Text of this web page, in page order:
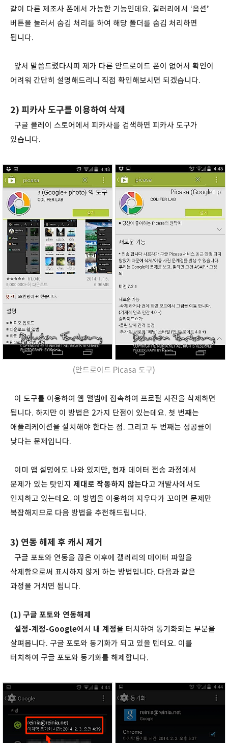
같이 다른 제조사 폰에서 가능한 기능인데요. 갤러리에서 ‘옵션’
버튼을 눌러서 숨김 처리를 하여 해당 폴더를 숨김 처리하면
됩니다.
앞서 말씀드렸다시피 제가 다른 안드로이드 폰이 없어서 확인이
어려워 간단히 설명해드리니 직접 확인해보시면 되겠습니다.
2) 피카사 도구를 이용하여 삭제
구글 플레이 스토어에서 피카사를 검색하면 피카사 도구가
있습니다.
(안드로이드 Picasa 도구)
이 도구를 이용하여 웹 앨범에 접속하여 프로필 사진을 삭제하면
됩니다. 하지만 이 방법은 2가지 단점이 있는데요. 첫 번째는
애플리케이션을 설치해야 한다는 점. 그리고 두 번째는 성공률이
낮다는 문제입니다.
이미 앱 설명에도 나와 있지만, 현재 데이터 전송 과정에서
문제가 있는 탓인지 제대로 작동하지 않는다고 개발사에서도
인지하고 있는데요. 이 방법을 이용하여 지우다가 꼬이면 문제만
복잡해지므로 다음 방법을 추천해드립니다.
3) 연동 해제 후 캐시 제거
구글 포토와 연동을 끊은 이후에 갤러리의 데이터 파일을
삭제함으로써 표시하지 않게 하는 방법입니다. 다음과 같은
과정을 거치면 됩니다.
(1) 구글 포토와 연동해제
설정-계정-Google에서 내 계정을 터치하여 동기화되는 부분을
살펴봅니다. 구글 포토와 동기화가 되고 있을 텐데요. 이를
터치하여 구글 포토와 동기화를 해제합니다.